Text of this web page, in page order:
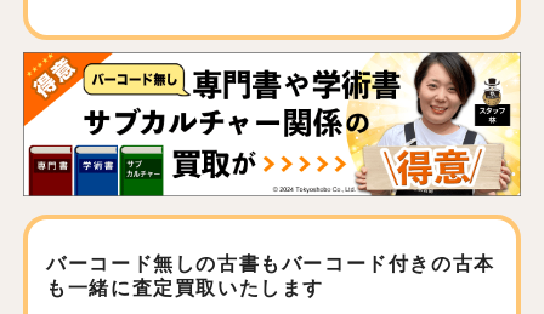
バーコード無しの古書もバーコード付きの古本
も 一緒に査定買取いたします